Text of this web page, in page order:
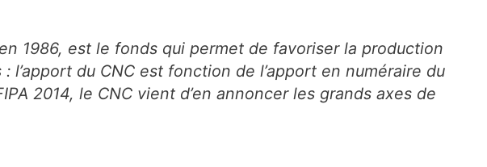
1986, est le fonds qui permet de favoriser la production
du CNC est fonction de l’apport en numéraire du
2014, le CNC vient d’en annoncer les grands axes de